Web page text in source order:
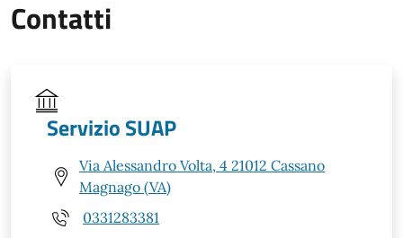
Contatti
Servizio SUAP
Via Alessandro Volta, 4 21012 Cassano
Magnago (VA)
0331283381